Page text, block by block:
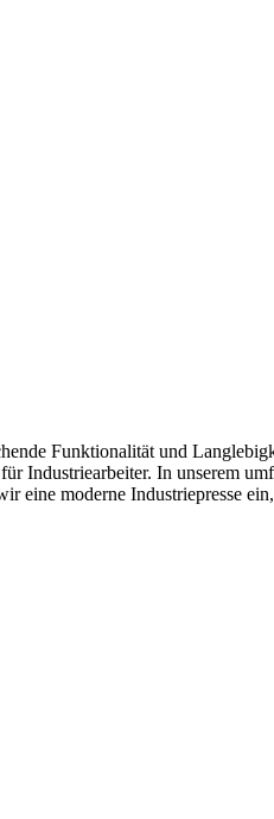
Funktionalität und
Industriearbeiter. In unserem
moderne Industriepresse